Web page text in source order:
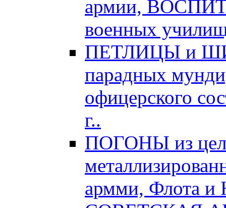
армии,
военных
ПЕТЛИЦЫ и
парадных
офицерского
г..
ПОГОНЫ из
армми, Флота и